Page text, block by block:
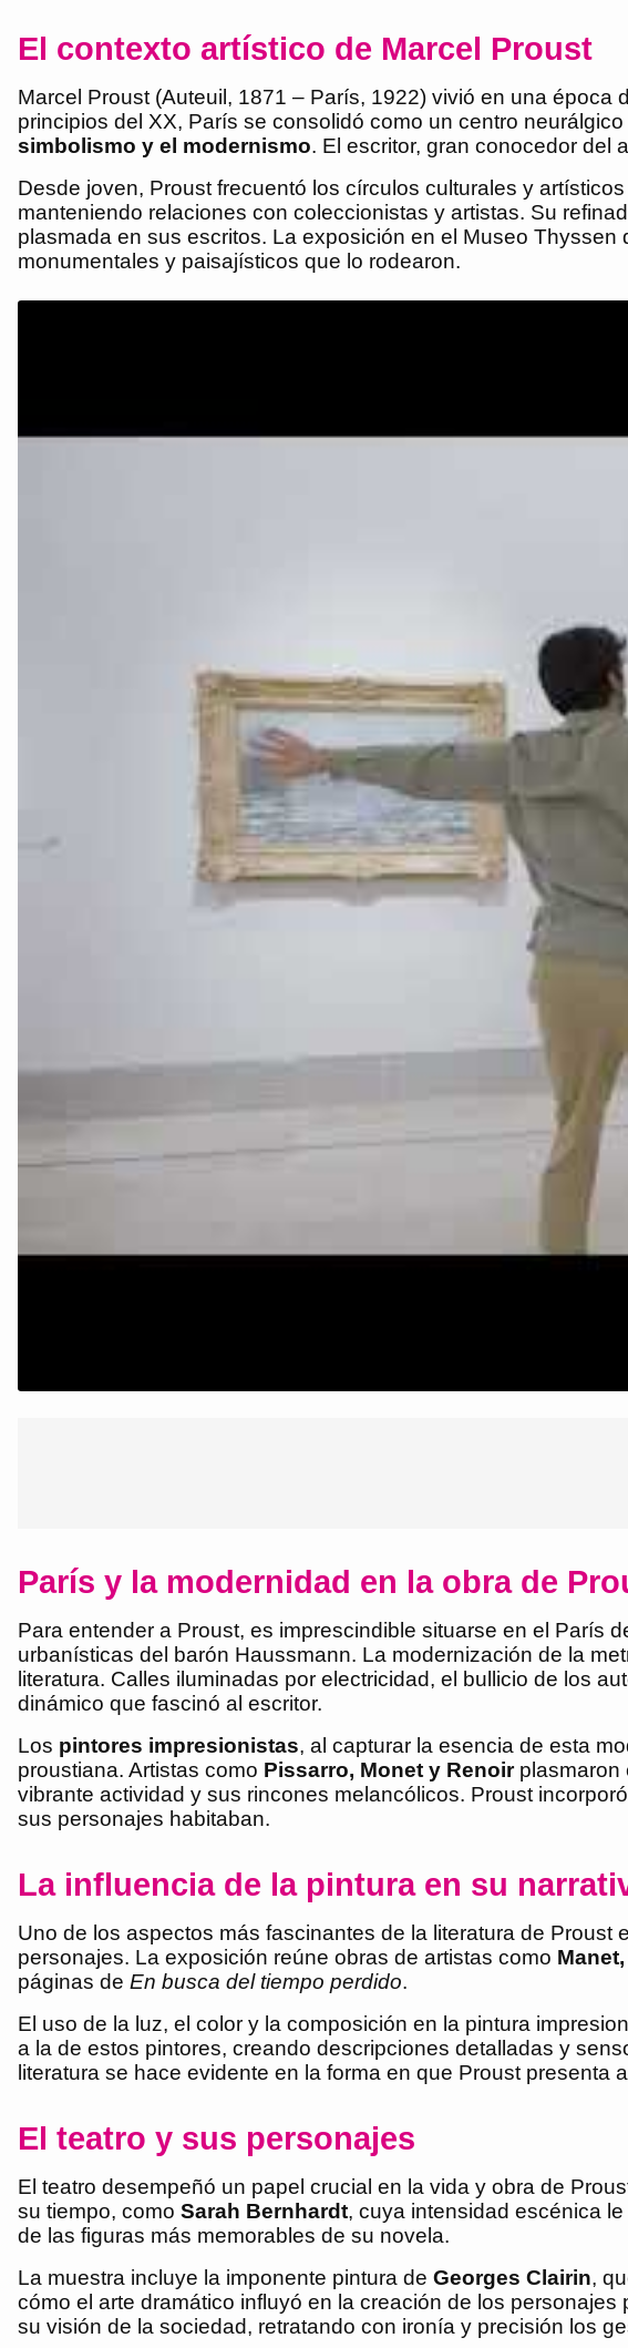
El contexto artístico de Marcel Proust
Marcel Proust (Auteuil, 1871 – París, 1922) vivió en una
principios del XX, París se consolidó como un centro
simbolismo y el modernismo. El escritor, gran conocedor del
Desde joven, Proust frecuentó los círculos culturales y
manteniendo relaciones con coleccionistas y artistas. Su
plasmada en sus escritos. La exposición en el Museo Thyssen
monumentales y paisajísticos que lo rodearon.
París y la modernidad en la obra de
Para entender a Proust, es imprescindible situarse en el París
urbanísticas del barón Haussmann. La modernización de la
literatura. Calles iluminadas por electricidad, el bullicio de los
dinámico que fascinó al escritor.
Los pintores impresionistas, al capturar la esencia de esta
proustiana. Artistas como Pissarro, Monet y Renoirplasmaron
vibrante actividad y sus rincones melancólicos. Proust
sus personajes habitaban.
La influencia de la pintura en su
Uno de los aspectos más fascinantes de la literatura de
personajes. La exposición reúne obras de artistas como
páginas de En busca del tiempo perdido.
El uso de la luz, el color y la composición en la pintura
a la de estos pintores, creando descripciones detalladas y
literatura se hace evidente en la forma en que Proust
El teatro y sus personajes
El teatro desempeñó un papel crucial en la vida y obra de
su tiempo, como Sarah Bernhardt, cuya intensidad escénica
de las figuras más memorables de su novela.
La muestra incluye la imponente pintura de Georges Clairin,
cómo el arte dramático influyó en la creación de los
su visión de la sociedad, retratando con ironía y precisión los